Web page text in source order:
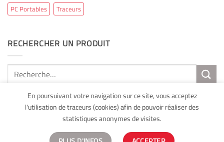
PC Portables
Traceurs
RECHERCHER UN PRODUIT
Recherche
pour :
Mentions légalesCopyright 2026 ©AXAL Bureautique
développé par Web Runner Agence Web 360
En poursuivant votre navigation sur ce site, vous acceptez
l'utilisation de traceurs (cookies) afin de pouvoir réaliser des
statistiques anonymes de visites.